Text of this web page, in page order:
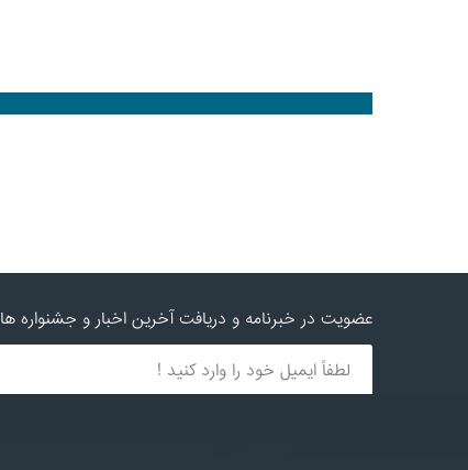
عضویت در خبرنامه و دریافت آخرین اخبار و جشنواره ها